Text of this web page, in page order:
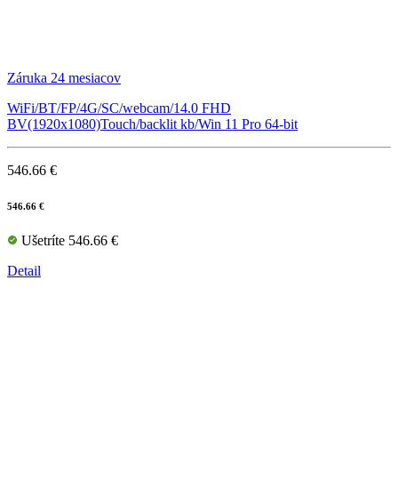
Záruka 24 mesiacov
WiFi/BT/FP/4G/SC/webcam/14.0 FHD
BV(1920x1080)Touch/backlit kb/Win 11 Pro 64-bit
546.66 €
546.66 €
Ušetríte 546.66 €
Detail